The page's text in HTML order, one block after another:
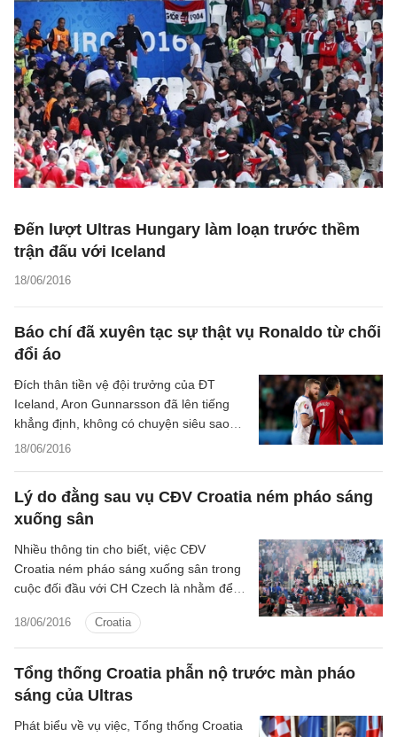
Đến lượt Ultras Hungary làm loạn trước thềm
trận đấu với Iceland
18/06/2016
Báo chí đã xuyên tạc sự thật vụ Ronaldo từ chối
đổi áo
18/06/2016
Đích thân tiền vệ đội trưởng của ĐT
Iceland, Aron Gunnarsson đã lên tiếng
khẳng định, không có chuyện siêu sao
Cristiano Ronaldo có những lời nói thiếu
Lý do đằng sau vụ CĐV Croatia ném pháo sáng
xuống sân
18/06/2016 Croatia
Nhiều thông tin cho biết, việc CĐV
Croatia ném pháo sáng xuống sân trong
cuộc đối đầu với CH Czech là nhằm để
Tổng thống Croatia phẫn nộ trước màn pháo
sáng của Ultras
Phát biểu về vụ việc, Tổng thống Croatia